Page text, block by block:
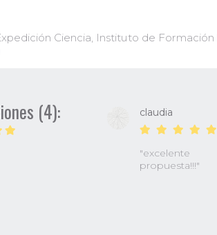
Ciencia, Instituto de
(4): claudia
"excelente
propuesta!!!"